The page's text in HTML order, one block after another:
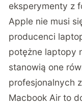
eksperymenty z
Apple nie musi
producenci
potężne laptopy
stanowią one
profesjonalnych
Macbook Air to